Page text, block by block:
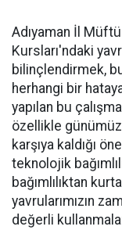
Adıyaman İl
Kursları'ndaki
bilinçlendirmek,
herhangi bir
yapılan bu
özellikle
karşıya kaldığı
teknolojik
bağımlılıktan
yavrularımızın
değerli